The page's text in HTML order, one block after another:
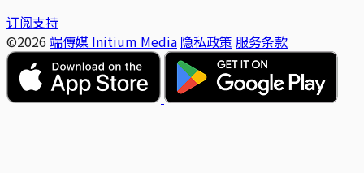
订阅支持
©2026 端傳媒 Initium Media 隐私政策 服务条款